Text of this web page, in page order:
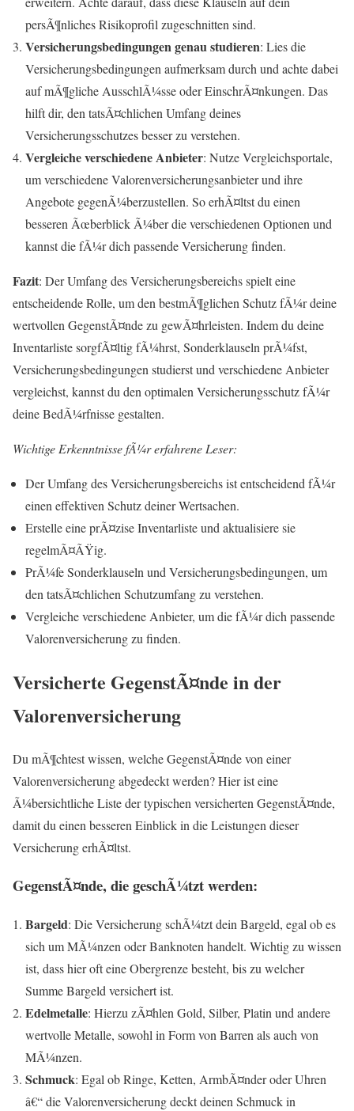
persÃ¶nliches Risikoprofil zugeschnitten sind.
Versicherungsbedingungen genau studieren: Lies die
Versicherungsbedingungen aufmerksam durch und achte dabei
auf mÃ¶gliche AusschlÃ¼sse oder EinschrÃ¤nkungen. Das
hilft dir, den tatsÃ¤chlichen Umfang deines
Versicherungsschutzes besser zu verstehen.
Vergleiche verschiedene Anbieter: Nutze Vergleichsportale,
um verschiedene Valorenversicherungsanbieter und ihre
Angebote gegenÃ¼berzustellen. So erhÃ¤ltst du einen
besseren Ãœberblick Ã¼ber die verschiedenen Optionen und
kannst die fÃ¼r dich passende Versicherung finden.
Fazit: Der Umfang des Versicherungsbereichs spielt eine
entscheidende Rolle, um den bestmÃ¶glichen Schutz fÃ¼r deine
wertvollen GegenstÃ¤nde zu gewÃ¤hrleisten. Indem du deine
Inventarliste sorgfÃ¤ltig fÃ¼hrst, Sonderklauseln prÃ¼fst,
Versicherungsbedingungen studierst und verschiedene Anbieter
vergleichst, kannst du den optimalen Versicherungsschutz fÃ¼r
deine BedÃ¼rfnisse gestalten.
Wichtige Erkenntnisse fÃ¼r erfahrene Leser:
Der Umfang des Versicherungsbereichs ist entscheidend fÃ¼r
einen effektiven Schutz deiner Wertsachen.
Erstelle eine prÃ¤zise Inventarliste und aktualisiere sie
regelmÃ¤ÃŸig.
PrÃ¼fe Sonderklauseln und Versicherungsbedingungen, um
den tatsÃ¤chlichen Schutzumfang zu verstehen.
Vergleiche verschiedene Anbieter, um die fÃ¼r dich passende
Valorenversicherung zu finden.
Versicherte GegenstÃ¤nde in der
Valorenversicherung
Du mÃ¶chtest wissen, welche GegenstÃ¤nde von einer
Valorenversicherung abgedeckt werden? Hier ist eine
Ã¼bersichtliche Liste der typischen versicherten GegenstÃ¤nde,
damit du einen besseren Einblick in die Leistungen dieser
Versicherung erhÃ¤ltst.
GegenstÃ¤nde, die geschÃ¼tzt werden:
Bargeld: Die Versicherung schÃ¼tzt dein Bargeld, egal ob es
sich um MÃ¼nzen oder Banknoten handelt. Wichtig zu wissen
ist, dass hier oft eine Obergrenze besteht, bis zu welcher
Summe Bargeld versichert ist.
Edelmetalle: Hierzu zÃ¤hlen Gold, Silber, Platin und andere
wertvolle Metalle, sowohl in Form von Barren als auch von
MÃ¼nzen.
Schmuck: Egal ob Ringe, Ketten, ArmbÃ¤nder oder Uhren
â€“ die Valorenversicherung deckt deinen Schmuck in